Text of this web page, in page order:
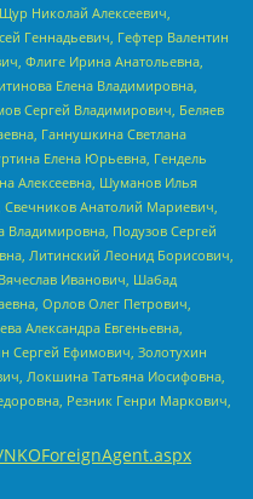
Николай Алексеевич,
Геннадьевич, Гефтер Валентин
Флиге Ирина Анатольевна,
Елена Владимировна,
Сергей Владимирович, Беляев
Ганнушкина Светлана
Елена Юрьевна, Гендель
Алексеевна, Шуманов Илья
Анатолий Мариевич,
Подузов Сергей
Литинский Леонид Борисович,
Иванович, Шабад
Орлов Олег Петрович,
Александра Евгеньевна,
Сергей Ефимович, Золотухин
Локшина Татьяна Иосифовна,
Резник Генри Маркович,